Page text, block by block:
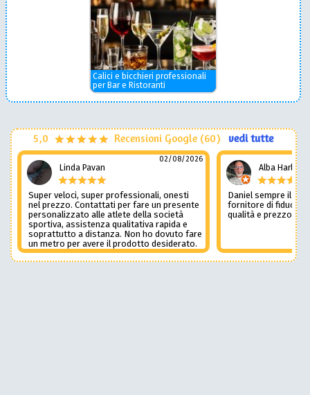
Calici e bicchieri professionali
per Bar e Ristoranti
5,0 Recensioni Google (60) vedi tutte
Linda Pavan
02/08/2026
Super veloci, super professionali, onesti
nel prezzo. Contattati per fare un presente
personalizzato alle atlete della società
sportiva, assistenza qualitativa rapida e
soprattutto a distanza. Non ho dovuto fare
un metro per avere il prodotto desiderato.
Una assistenza del genere è rara e
preziosa. Credo li contatterò ancora in
Alba Harley
Daniel sempre il
fornitore di fiducia
qualità e prezzo